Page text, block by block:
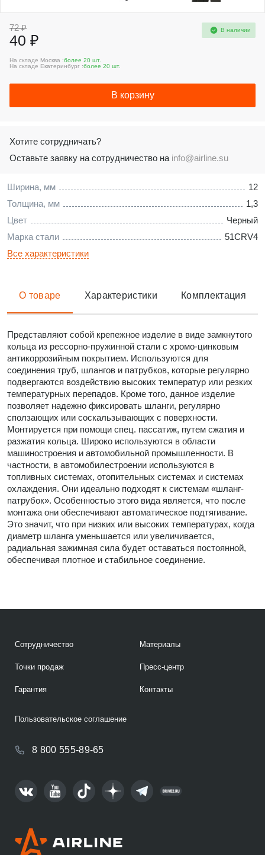
Ширина, мм
12
Толщина, мм
1,3
Цвет
Черный
Марка стали
51CRV4
Все характеристики
72 ₽
40 ₽
В наличии
На складе Москва :более 20 шт.
На складе Екатеринбург :более 20 шт.
В корзину
Хотите сотрудничать?
Оставьте заявку на сотрудничество на info@airline.su
О товаре Характеристики Комплектация
Представляют собой крепежное изделие в виде замкнутого
кольца из рессорно-пружинной стали с хромо-цинковым
антикоррозийным покрытием. Используются для
соединения труб, шлангов и патрубков, которые регулярно
подвергаются воздействию высоких температур или резких
температурных перепадов. Кроме того, данное изделие
позволяет надежно фиксировать шланги, регулярно
сползающих или соскальзывающих с поверхности.
Монтируется при помощи спец. пассатиж, путем сжатия и
разжатия кольца. Широко используются в области
машиностроения и автомобильной промышленности. В
частности, в автомобилестроении используются в
топливных системах, отопительных системах и системах
охлаждения. Они идеально подходят к системам «шланг-
патрубок». Особенностью этого вида является, что после
монтажа они обеспечивают автоматическое подтягивание.
Это значит, что при низких или высоких температурах, когда
диаметр шланга уменьшается или увеличивается,
радиальная зажимная сила будет оставаться постоянной,
обеспечивая плотное и стабильное соединение.
Сотрудничество
Точки продаж
Гарантия
Материалы
Пресс-центр
Контакты
8 800 555-89-65
Пользовательское соглашение